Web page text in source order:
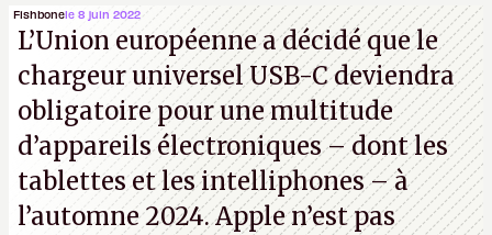
Fishbonele 8 juin 2022
L’Union européenne a décidé que le
chargeur universel USB-C deviendra
obligatoire pour une multitude
d’appareils électroniques – dont les
tablettes et les intelliphones – à
l’automne 2024. Apple n’est pas